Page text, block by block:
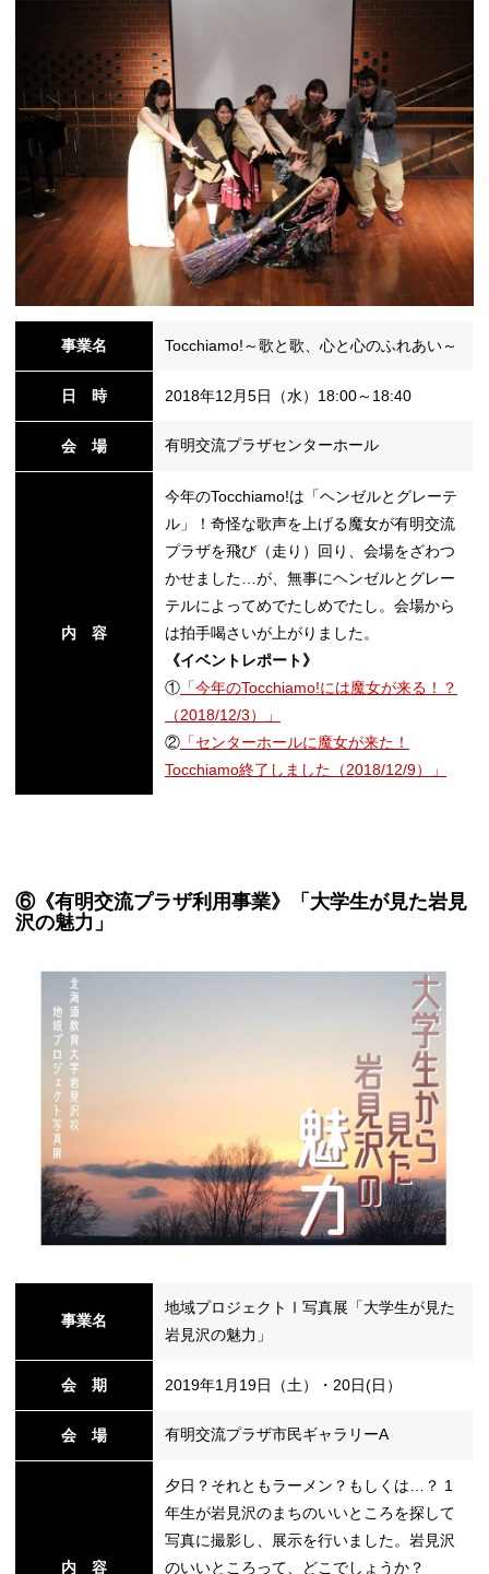
事業名 Tocchiamo!～歌と歌、心と心のふれあい～
日 時 2018年12月5日（水）18:00～18:40
会 場 有明交流プラザセンターホール
内 容
今年のTocchiamo!は「ヘンゼルとグレーテ
ル」！奇怪な歌声を上げる魔女が有明交流
プラザを飛び（走り）回り、会場をざわつ
かせました…が、無事にヘンゼルとグレー
テルによってめでたしめでたし。会場から
は拍手喝さいが上がりました。
《イベントレポート》
① 「今年のTocchiamo!には魔女が来る！？
（2018/12/3）」
② 「センターホールに魔女が来た！
Tocchiamo終了しました（2018/12/9）」
⑥《有明交流プラザ利用事業》「大学生が見た岩見
沢の魅力」
事業名
地域プロジェクトⅠ写真展「大学生が見た
岩見沢の魅力」
会 期 2019年1月19日（土）・20日(日）
会 場 有明交流プラザ市民ギャラリーA
内 容
夕日？それともラーメン？もしくは…？ 1
年生が岩見沢のまちのいいところを探して
写真に撮影し、展示を行いました。岩見沢
のいいところって、どこでしょうか？